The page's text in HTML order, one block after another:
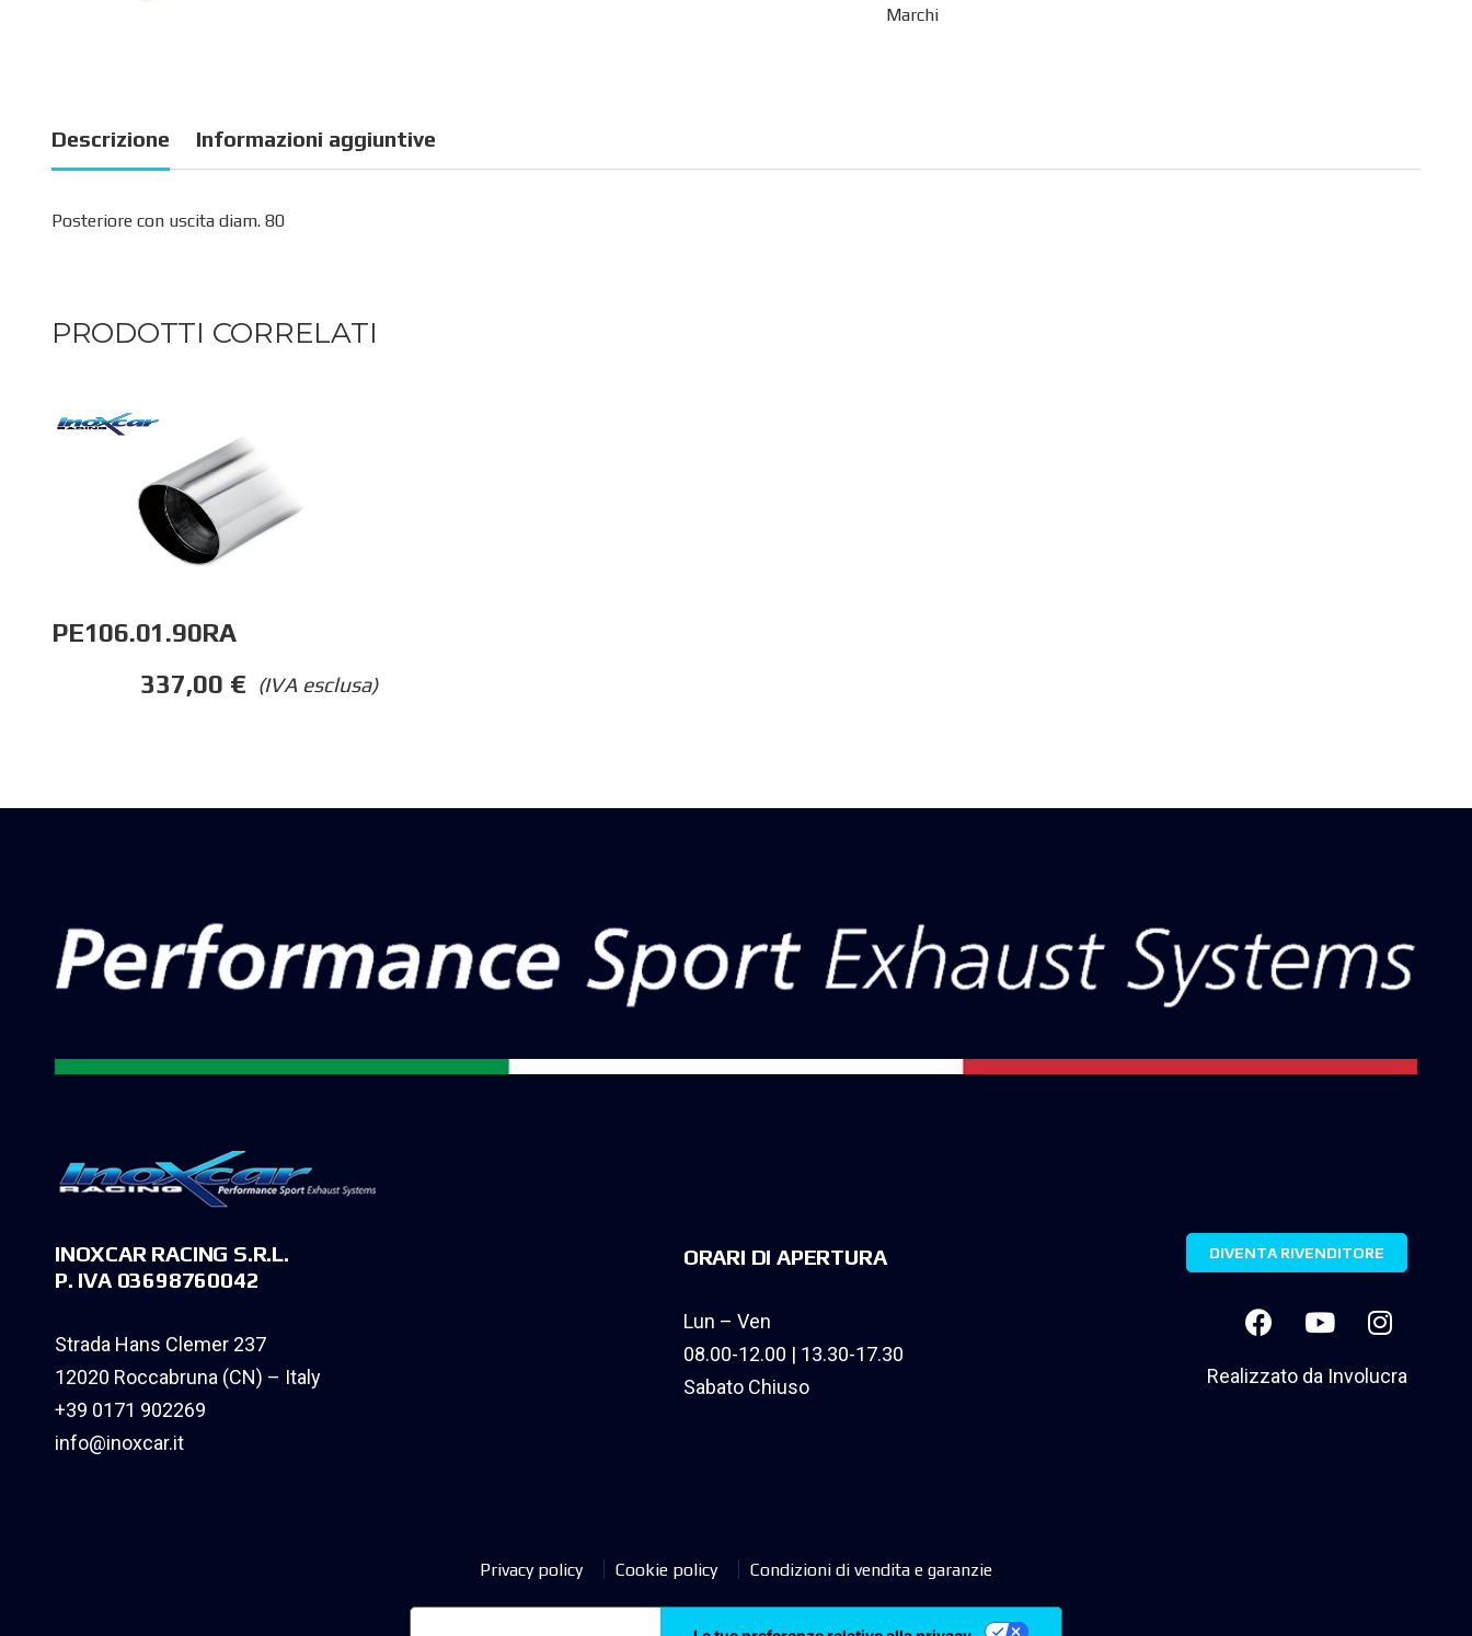
Marchi
Descrizione Informazioni aggiuntive
Posteriore con uscita diam. 80
PRODOTTI CORRELATI
PE106.01.90RA
(IVA esclusa)
337,00 €
INOXCAR RACING S.R.L.
P. IVA 03698760042
Strada Hans Clemer 237
12020 Roccabruna (CN) – Italy
+39 0171 902269
info@inoxcar.it
ORARI DI APERTURA
Lun – Ven
08.00-12.00 | 13.30-17.30
Sabato Chiuso
DIVENTA RIVENDITORE
Realizzato da Involucra
Privacy policy Cookie policy Condizioni di vendita e garanzie